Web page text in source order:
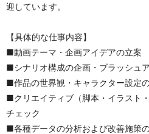
迎しています。
【具体的な仕事内容】
■動画テーマ・企画アイデアの立案
■シナリオ構成の企画・ブラッシュ
■作品の世界観・キャラクター設定
■クリエイティブ（脚本・イラスト
チェック
■各種データの分析および改善施策